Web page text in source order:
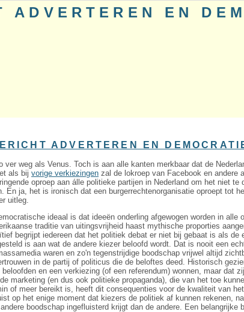
EN
ADVERTEREN EN
ver weg als Venus. Toch is aan alle kanten merkbaar dat de
als bijvorige verkiezingen zal de lokroep van Facebook en andere
oproep aan álle politieke partijen in Nederland om het niet te
En ja, het is ironisch dat een burgerrechtenorganisatie oproept tot
uitleg.
ideaal is dat ideeën onderling afgewogen worden in alle
traditie van uitingsvrijheid haast mythische proporties
begrijpt iedereen dat het politiek debat er niet bij gebaat is als de
is aan wat de andere kiezer beloofd wordt. Dat is nooit een
waren en zo'n tegenstrijdige boodschap vrijwel altijd
in de partij of politicus die de beloftes deed. Historisch
en een verkiezing (of een referendum) wonnen, maar dat
marketing (en dus ook politieke propaganda), die van het toe
of meer bereikt is, heeft dit consequenties voor de kwaliteit van
op het enige moment dat kiezers de politiek af kunnen rekenen,
boodschap ingefluisterd krijgt dan de andere. Een belangrijke